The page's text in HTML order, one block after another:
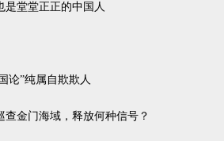
是堂堂正正的中国人
论”纯属自欺欺人
金门海域，释放何种信号？